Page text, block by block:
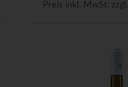
Preis inkl. MwSt. zzgl.